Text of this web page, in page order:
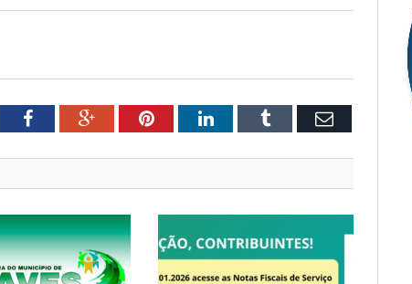
FacebookGoogle+PinterestLinkedInTumblr Email